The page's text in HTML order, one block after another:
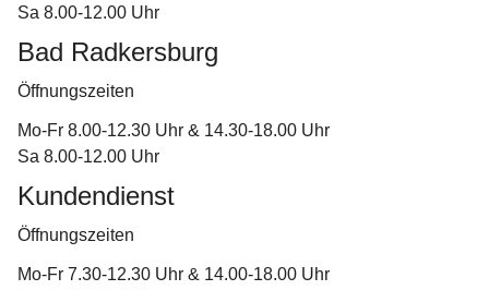
Sa 8.00-12.00 Uhr
Bad Radkersburg
Öffnungszeiten
Mo-Fr 8.00-12.30 Uhr & 14.30-18.00 Uhr
Sa 8.00-12.00 Uhr
Kundendienst
Öffnungszeiten
Mo-Fr 7.30-12.30 Uhr & 14.00-18.00 Uhr